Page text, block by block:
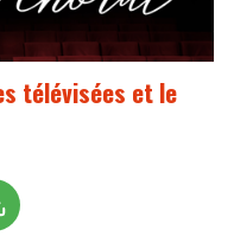
télévisées et le